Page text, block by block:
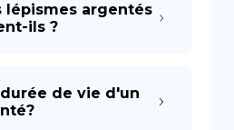
lépismes argentés
ils ?
de vie d'un